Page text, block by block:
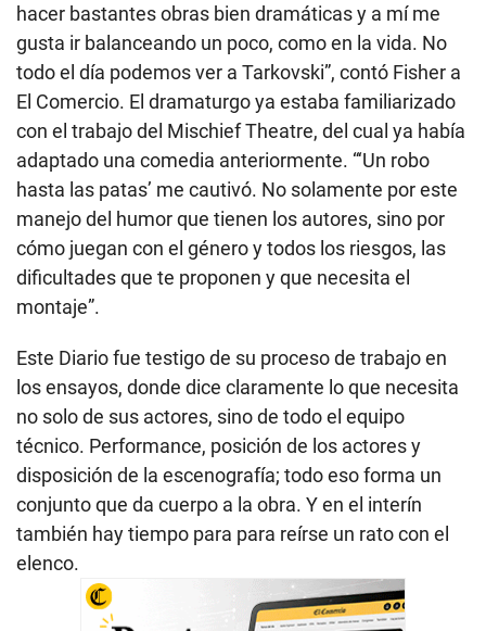
hacer bastantes obras bien dramáticas y a mí me
gusta ir balanceando un poco, como en la vida. No
todo el día podemos ver a Tarkovski”, contó Fisher a
El Comercio. El dramaturgo ya estaba familiarizado
con el trabajo del Mischief Theatre, del cual ya había
adaptado una comedia anteriormente. “‘Un robo
hasta las patas’ me cautivó. No solamente por este
manejo del humor que tienen los autores, sino por
cómo juegan con el género y todos los riesgos, las
dificultades que te proponen y que necesita el
montaje”.
Este Diario fue testigo de su proceso de trabajo en
los ensayos, donde dice claramente lo que necesita
no solo de sus actores, sino de todo el equipo
técnico. Performance, posición de los actores y
disposición de la escenografía; todo eso forma un
conjunto que da cuerpo a la obra. Y en el interín
también hay tiempo para para reírse un rato con el
elenco.